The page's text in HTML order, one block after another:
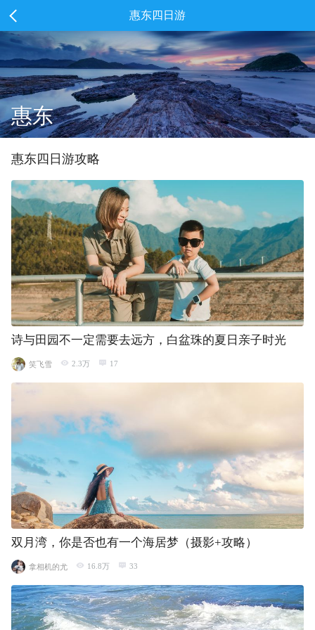
惠东四日游
惠东
惠东四 日游攻略
诗与田园不一定需要去远方，白盆珠的夏日亲子时光
笑飞雪 2.3万 17
双月湾，你是否也有一个海居梦（摄影+攻略）
拿相机的尤 16.8万 33